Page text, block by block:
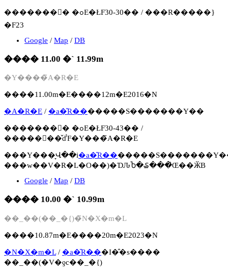
�������񍐏� �ߋE�ŁF30-30�� / ���R�����}
�F23
Google / Map / DB
���� 11.00 �` 11.99m
�Y����̃A�R�E
����11.00m�E����12m�E2016�N
�A�R�E / �a�̎R�������S�������Y��
�������񍐏� �ߋE�ŁF30-43�� /
�����񍐏��̌ď́F�Y���̃A�R�E
���Y���̞Վ��i�a�̎R��
���w��V�R�L�O��)�ƊԈႦ�₷���̂Œ��ӁB
Google / Map / DB
���� 10.00 �` 10.99m
��_��(��_�{)�̃N�X�m�L
����10.87m�E����20m�E2023�N
�N�X�m�L/ �a�̎R���I�̐�s����
��_��(�V�ƍc��_�{)